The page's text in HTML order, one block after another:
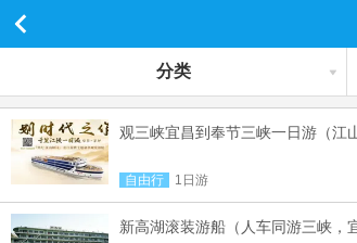
分类
观三峡宜昌到奉节三峡一日游（江
自由行 1日游
新高湖滚装游船（人车同游三峡，